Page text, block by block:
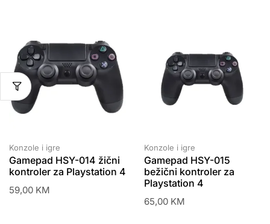
Konzole i igre
Gamepad HSY-014 žični
kontroler za Playstation 4
59,00 KM
Konzole i igre
Gamepad HSY-015
bežični kontroler za
Playstation 4
65,00 KM